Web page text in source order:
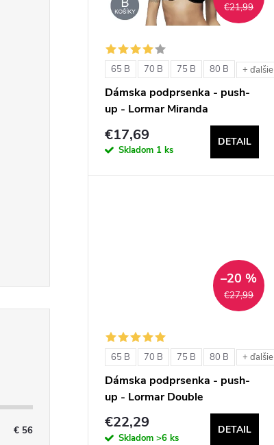
€ 56
d
€21,99
65 B 70 B 75 B 80 B + ďalšie
Dámska podprsenka - push-
up - Lormar Miranda
€17,69
Skladom 1 ks
DETAIL
€27,99
–20 %
65 B 70 B 75 B 80 B + ďalšie
Dámska podprsenka - push-
up - Lormar Double
€22,29
Skladom >6 ks
DETAIL